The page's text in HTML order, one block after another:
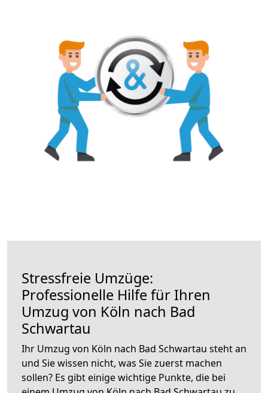
Stressfreie Umzüge:
Professionelle Hilfe für Ihren
Umzug von Köln nach Bad
Schwartau
Ihr Umzug von Köln nach Bad Schwartau steht an
und Sie wissen nicht, was Sie zuerst machen
sollen? Es gibt einige wichtige Punkte, die bei